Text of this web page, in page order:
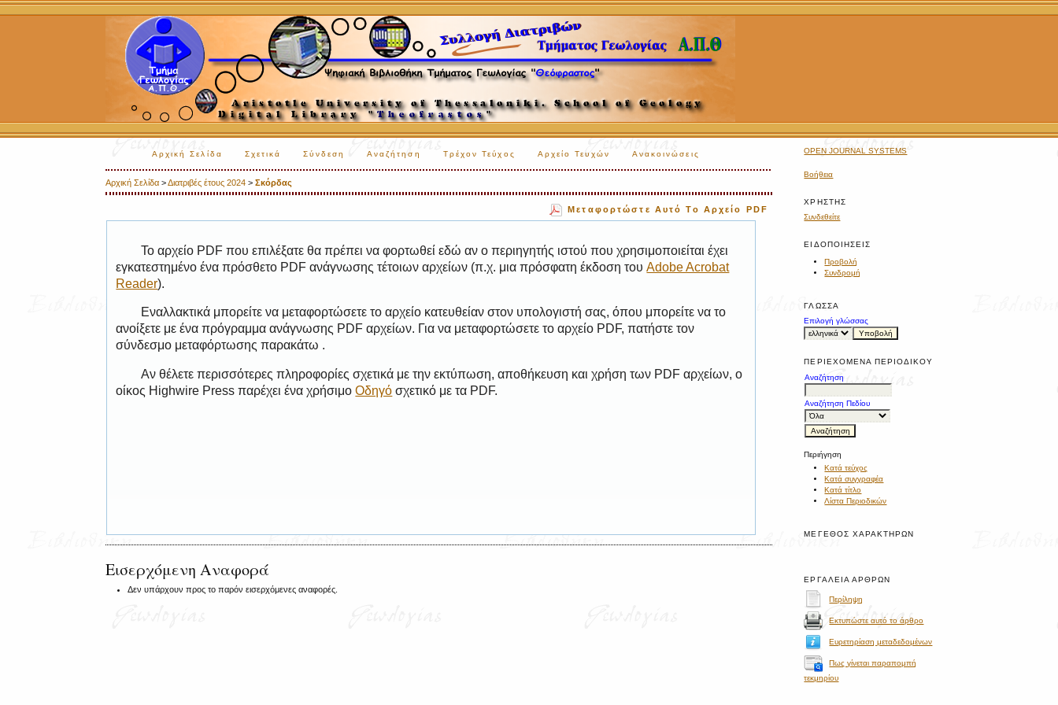
OPEN JOURNAL SYSTEMS
Βοήθεια
ΧΡΉΣΤΗΣ
Συνδεθείτε
ΕΙΔΟΠΟΙΉΣΕΙΣ
Προβολή
Συνδρομή
ΓΛΏΣΣΑ
Επιλογή γλώσσας
ΠΕΡΙΕΧΌΜΕΝΑ ΠΕΡΙΟΔΙΚΟΎ
Αναζήτηση
Αναζήτηση Πεδίου
Περιήγηση
Κατά τεύχος
Κατά συγγραφέα
Κατά τίτλο
Λίστα Περιοδικών
ΜΈΓΕΘΟΣ ΧΑΡΑΚΤΉΡΩΝ
ΕΡΓΑΛΕΊΑ ΆΡΘΡΩΝ
Περίληψη
Εκτυπώστε αυτό το άρθρο
Ευρετηρίαση μεταδεδομένων
Πως γίνεται παραπομπή
τεκμηρίου
Αρχική Σελίδα Σχετικά Σύνδεση Αναζήτηση Τρέχον Τεύχος Αρχείο Τευχών Ανακοινώσεις
Αρχική Σελίδα >Διατριβές έτους 2024 >Σκόρδας
Μεταφορτώστε Αυτό Το Αρχείο PDF
Το αρχείο PDF που επιλέξατε θα πρέπει να φορτωθεί εδώ αν ο περιηγητής ιστού που χρησιμοποιείται έχει
εγκατεστημένο ένα πρόσθετο PDF ανάγνωσης τέτοιων αρχείων (π.χ. μια πρόσφατη έκδοση τουAdobe Acrobat
Reader).
Εναλλακτικά μπορείτε να μεταφορτώσετε το αρχείο κατευθείαν στον υπολογιστή σας, όπου μπορείτε να το
ανοίξετε με ένα πρόγραμμα ανάγνωσης PDF αρχείων. Για να μεταφορτώσετε το αρχείο PDF, πατήστε τον
σύνδεσμο μεταφόρτωσης παρακάτω .
Αν θέλετε περισσότερες πληροφορίες σχετικά με την εκτύπωση, αποθήκευση και χρήση των PDF αρχείων, ο
οίκος Highwire Press παρέχει ένα χρήσιμοΟδηγό σχετικό με τα PDF.
Εισερχόμενη Αναφορά
Δεν υπάρχουν προς το παρόν εισερχόμενες αναφορές.